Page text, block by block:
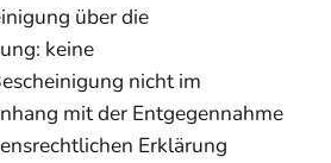
über die
keine
nicht im
mit der Entgegennahme
Erklärung